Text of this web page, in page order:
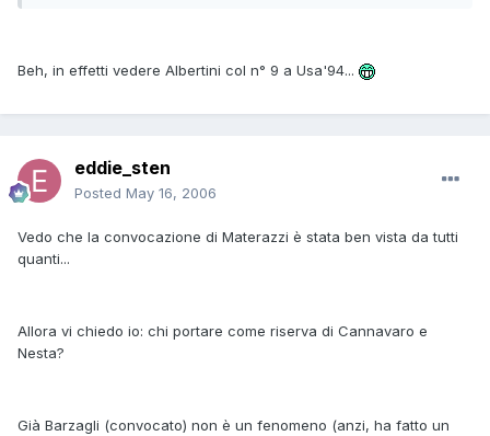
Beh, in effetti vedere Albertini col n° 9 a Usa'94...
eddie_sten
Posted May 16, 2006
Vedo che la convocazione di Materazzi è stata ben vista da tutti
quanti...
Allora vi chiedo io: chi portare come riserva di Cannavaro e
Nesta?
Già Barzagli (convocato) non è un fenomeno (anzi, ha fatto un